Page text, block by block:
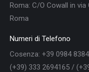
Roma: C/O Cowall in
Roma
Numeri di Telefono
Cosenza: +39 0984
(+39) 333 2694165 /